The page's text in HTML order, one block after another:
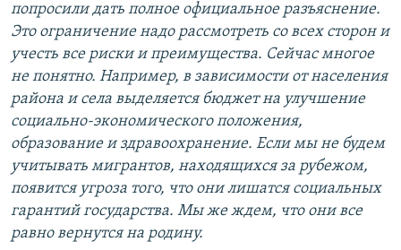
попросили дать полное официальное разъяснение.
Это ограничение надо рассмотреть со всех сторон и
учесть все риски и преимущества. Сейчас многое
не понятно. Например, в зависимости от населения
района и села выделяется бюджет на улучшение
социально-экономического положения,
образование и здравоохранение. Если мы не будем
учитывать мигрантов, находящихся за рубежом,
появится угроза того, что они лишатся социальных
гарантий государства. Мы же ждем, что они все
равно вернутся на родину.